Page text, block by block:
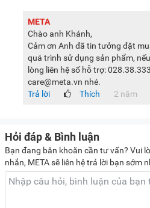
rất yêu thích và tin dùng.
Lưu ý:
Sau khi nhận tủ lạnh ít nhất từ
được cắm điện để tủ ổn định
sốc điện do cắm điện.
đổi tùy theo sản phẩm thực tế
trước.
META
Chào anh Khánh,
Cảm ơn Anh đã tin tưởng đặt
quá trình sử dụng sản phẩm,
lòng liên hệ số hỗ trợ:
care@meta.vn nhé.
Trả lời
Thích 2 năm
Hỏi đáp & Bình luận
Bạn đang băn khoăn cần tư vấn? Vui
nhắn, META sẽ liên hệ trả lời bạn sớm